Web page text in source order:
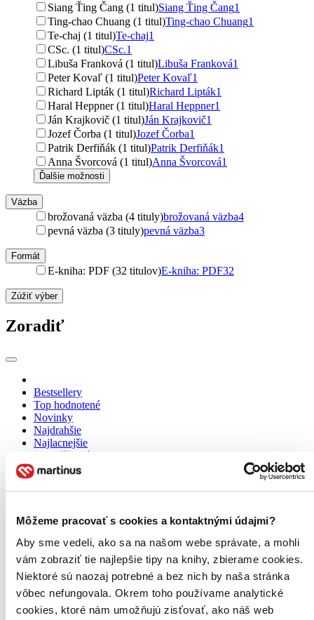
Môžeme pracovať s cookies a kontaktnými údajmi?
Aby sme vedeli, ako sa na našom webe správate, a mohli
vám zobraziť tie najlepšie tipy na knihy, zbierame cookies.
Niektoré sú naozaj potrebné a bez nich by naša stránka
vôbec nefungovala. Okrem toho používame analytické
cookies, ktoré nám umožňujú zisťovať, ako náš web
Siang Ťing Čang (1 titul)Siang Ťing Čang1
Ting-chao Chuang (1 titul)Ting-chao Chuang1
Te-chaj (1 titul)Te-chaj1
CSc. (1 titul)CSc.1
Libuša Franková (1 titul)Libuša Franková1
Peter Kovaľ (1 titul)Peter Kovaľ1
Richard Lipták (1 titul)Richard Lipták1
Haral Heppner (1 titul)Haral Heppner1
Ján Krajkovič (1 titul)Ján Krajkovič1
Jozef Čorba (1 titul)Jozef Čorba1
Patrik Derfiňák (1 titul)Patrik Derfiňák1
Anna Švorcová (1 titul)Anna Švorcová1
Ďalšie možnosti
Väzba
brožovaná väzba (4 tituly)brožovaná väzba4
pevná väzba (3 tituly)pevná väzba3
Formát
E-kniha: PDF (32 titulov)E-kniha: PDF32
Zúžiť výber
Zoradiť
Bestsellery
Top hodnotené
Novinky
Najdrahšie
Najlacnejšie
Najvyššia zľava
40 produktov